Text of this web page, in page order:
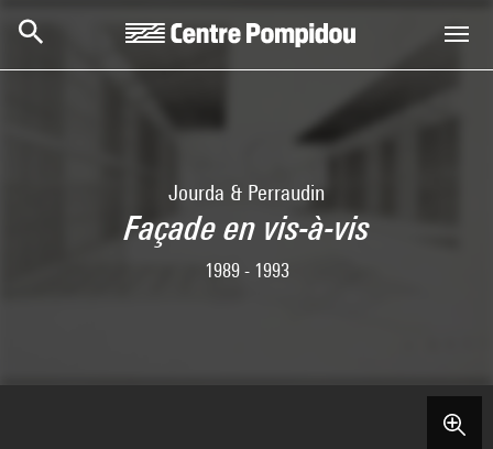
Jourda & Perraudin
Façade en vis-à-vis
1989 - 1993